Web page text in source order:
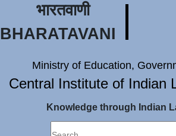
भारतवाणी
BHARATAVANI
Ministry of Education,
Central Institute of Indian
Knowledge through Indian